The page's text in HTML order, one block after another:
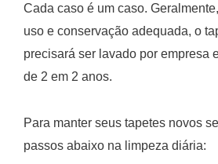
Cada caso é um caso.
uso e conservação adequada, o
precisará ser lavado por empresa
de 2 em 2 anos.
Para manter seus tapetes novos
passos abaixo na limpeza diária: